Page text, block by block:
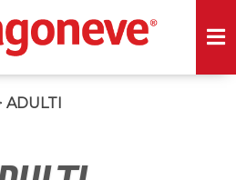
ADULTI